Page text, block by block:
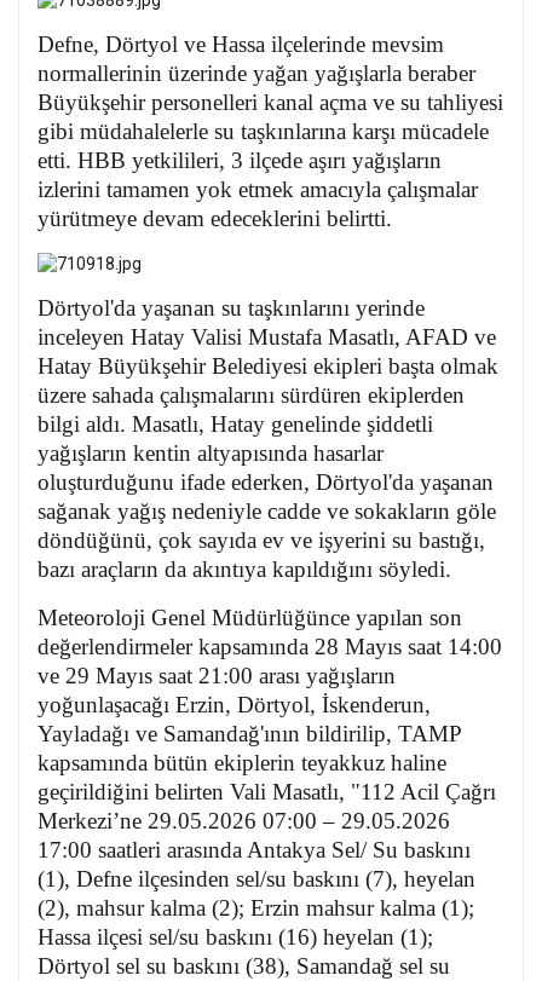
Defne, Dörtyol ve Hassa ilçelerinde mevsim
normallerinin üzerinde yağan yağışlarla beraber
Büyükşehir personelleri kanal açma ve su tahliyesi
gibi müdahalelerle su taşkınlarına karşı mücadele
etti. HBB yetkilileri, 3 ilçede aşırı yağışların
izlerini tamamen yok etmek amacıyla çalışmalar
yürütmeye devam edeceklerini belirtti.
Dörtyol'da yaşanan su taşkınlarını yerinde
inceleyen Hatay Valisi Mustafa Masatlı, AFAD ve
Hatay Büyükşehir Belediyesi ekipleri başta olmak
üzere sahada çalışmalarını sürdüren ekiplerden
bilgi aldı. Masatlı, Hatay genelinde şiddetli
yağışların kentin altyapısında hasarlar
oluşturduğunu ifade ederken, Dörtyol'da yaşanan
sağanak yağış nedeniyle cadde ve sokakların göle
döndüğünü, çok sayıda ev ve işyerini su bastığı,
bazı araçların da akıntıya kapıldığını söyledi.
Meteoroloji Genel Müdürlüğünce yapılan son
değerlendirmeler kapsamında 28 Mayıs saat 14:00
ve 29 Mayıs saat 21:00 arası yağışların
yoğunlaşacağı Erzin, Dörtyol, İskenderun,
Yayladağı ve Samandağ'ının bildirilip, TAMP
kapsamında bütün ekiplerin teyakkuz haline
geçirildiğini belirten Vali Masatlı, "112 Acil Çağrı
Merkezi’ne 29.05.2026 07:00 – 29.05.2026
17:00 saatleri arasında Antakya Sel/ Su baskını
(1), Defne ilçesinden sel/su baskını (7), heyelan
(2), mahsur kalma (2); Erzin mahsur kalma (1);
Hassa ilçesi sel/su baskını (16) heyelan (1);
Dörtyol sel su baskını (38), Samandağ sel su